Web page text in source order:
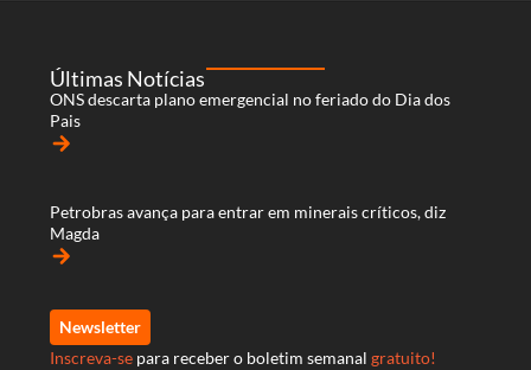
Últimas Notícias
ONS descarta plano emergencial no feriado do Dia dos
Pais
arrow_forward
Petrobras avança para entrar em minerais críticos, diz
Magda
arrow_forward
Newsletter
Inscreva-se para receber o boletim semanal gratuito!